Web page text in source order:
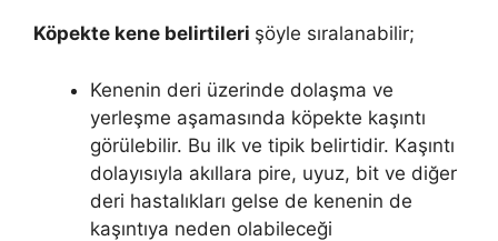
Köpekte kene belirtileri şöyle sıralanabilir;
Kenenin deri üzerinde dolaşma ve
yerleşme aşamasında köpekte kaşıntı
görülebilir. Bu ilk ve tipik belirtidir. Kaşıntı
dolayısıyla akıllara pire, uyuz, bit ve diğer
deri hastalıkları gelse de kenenin de
kaşıntıya neden olabileceği